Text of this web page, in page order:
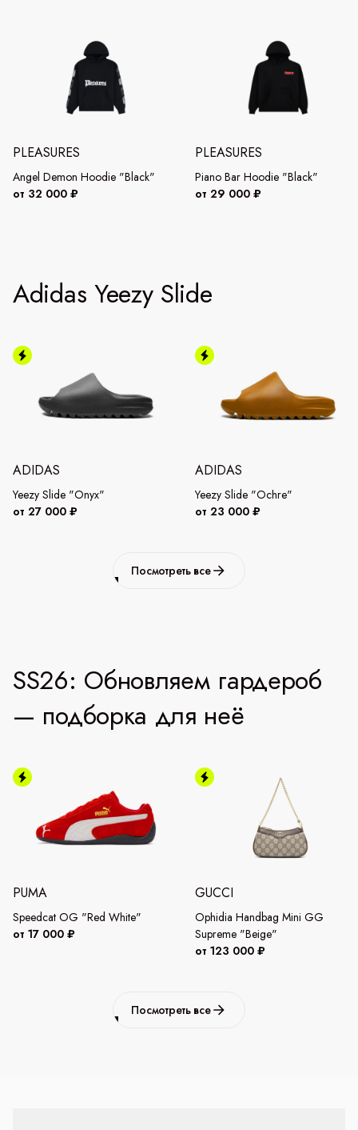
PLEASURES
Angel Demon Hoodie "Black"
от 32 000 ₽
PLEASURES
Piano Bar Hoodie "Black"
от 29 000 ₽
Adidas Yeezy Slide
ADIDAS
Yeezy Slide "Onyx"
от 27 000 ₽
ADIDAS
Yeezy Slide "Ochre"
от 23 000 ₽
Посмотреть все
SS26: Обновляем гардероб
— подборка для неё
PUMA
Speedcat OG "Red White"
от 17 000 ₽
GUCCI
Ophidia Handbag Mini GG
Supreme "Beige"
от 123 000 ₽
Посмотреть все